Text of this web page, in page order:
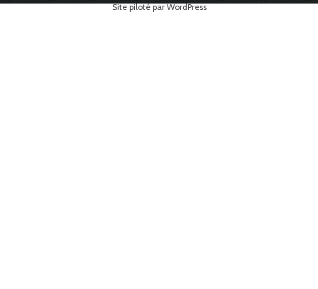
Site piloté par WordPress